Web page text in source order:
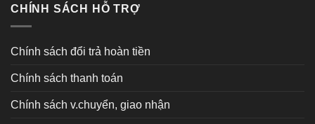
CHÍNH SÁCH HỖ TRỢ
Chính sách đổi trả hoàn tiền
Chính sách thanh toán
Chính sách v.chuyển, giao nhận